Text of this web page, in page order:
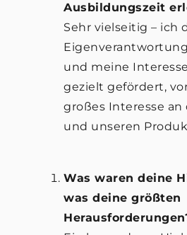
Ausbildungszeit
Sehr vielseitig – ich
und meine
gezielt gefördert,
großes Interesse an
und unseren
Was waren deine
was deine größten